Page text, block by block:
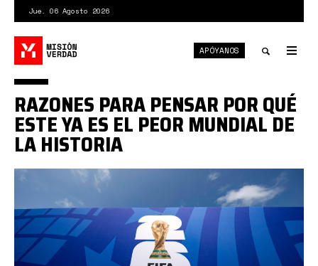
contenido
principal
Jue. 06 Agosto 2026
search
APÓYANOS
mundial
RAZONES PARA PENSAR POR QUÉ
ESTE YA ES EL PEOR MUNDIAL DE
LA HISTORIA